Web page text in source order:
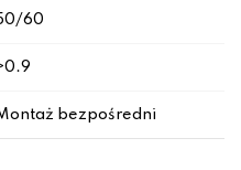
60
bezpośredni